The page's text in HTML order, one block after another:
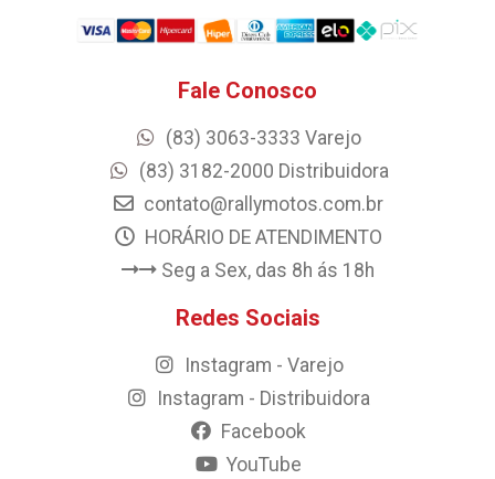
Fale Conosco
(83) 3063-3333 Varejo
(83) 3182-2000 Distribuidora
contato@rallymotos.com.br
HORÁRIO DE ATENDIMENTO
Seg a Sex, das 8h ás 18h
Redes Sociais
Instagram - Varejo
Instagram - Distribuidora
Facebook
YouTube